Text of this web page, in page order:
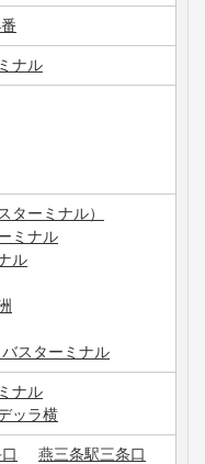
ナル
ターミナル）
ミナル
ル
スターミナル
ナル
ッラ横
燕三条駅三条口